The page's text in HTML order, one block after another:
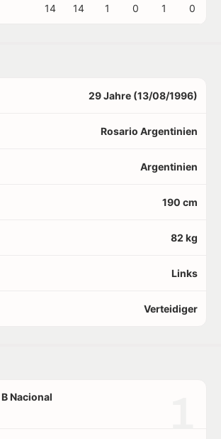
14 14 1 0 1 0
29 Jahre (13/08/1996)
Rosario Argentinien
Argentinien
190 cm
82 kg
Links
Verteidiger
Nacional